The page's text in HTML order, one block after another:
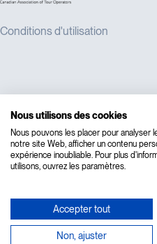
Nous utilisons des cookies
Nous pouvons les placer pour analyser
notre site Web, afficher un contenu
expérience inoubliable. Pour plus
utilisons, ouvrez les paramètres.
Accepter tout
Non, ajuster